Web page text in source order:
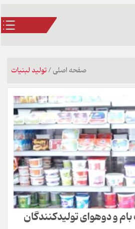
صفحه اصلی/تولید لبنیات
و دوهوای تولیدکنندگان